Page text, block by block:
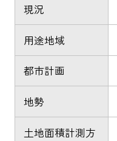
現況
用途地域
都市計画
地勢
土地面積計測方